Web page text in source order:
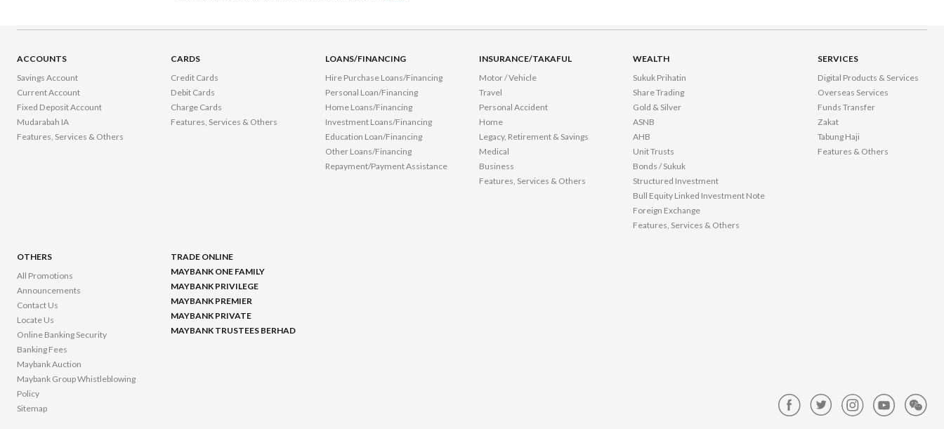
ACCOUNTS
Savings Account
Current Account
Fixed Deposit Account
Mudarabah IA
Features, Services & Others
CARDS
Credit Cards
Debit Cards
Charge Cards
Features, Services & Others
LOANS/FINANCING
Hire Purchase Loans/Financing
Personal Loan/Financing
Home Loans/Financing
Investment Loans/Financing
Education Loan/Financing
Other Loans/Financing
Repayment/Payment Assistance
INSURANCE/TAKAFUL
Motor / Vehicle
Travel
Personal Accident
Home
Legacy, Retirement & Savings
Medical
Business
Features, Services & Others
WEALTH
Sukuk Prihatin
Share Trading
Gold & Silver
ASNB
AHB
Unit Trusts
Bonds / Sukuk
Structured Investment
Bull Equity Linked Investment Note
Foreign Exchange
Features, Services & Others
SERVICES
Digital Products & Services
Overseas Services
Funds Transfer
Zakat
Tabung Haji
Features & Others
OTHERS
All Promotions
Announcements
Contact Us
Locate Us
Online Banking Security
Banking Fees
Maybank Auction
Maybank Group Whistleblowing
Policy
Sitemap
TRADE ONLINE
MAYBANK ONE FAMILY
MAYBANK PRIVILEGE
MAYBANK PREMIER
MAYBANK PRIVATE
MAYBANK TRUSTEES BERHAD